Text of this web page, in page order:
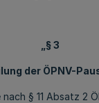
„§ 3
der ÖPNV-
§ 11 Absatz 2